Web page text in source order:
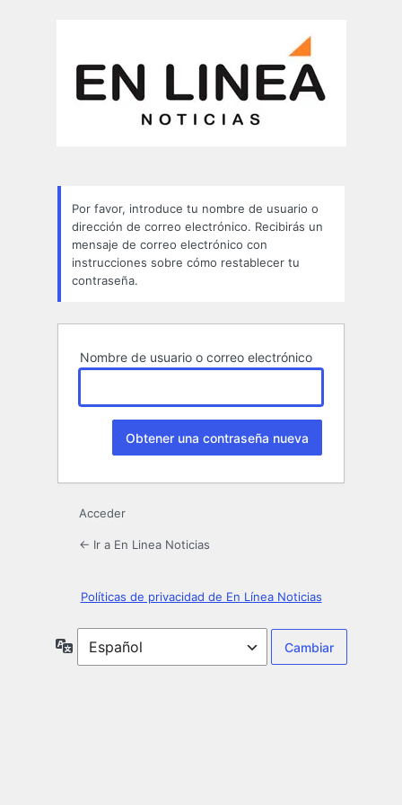
Por favor, introduce tu nombre de usuario o
dirección de correo electrónico. Recibirás un
mensaje de correo electrónico con
instrucciones sobre cómo restablecer tu
contraseña.
Nombre de usuario o correo electrónico
Acceder
← Ir a En Linea Noticias
Políticas de privacidad de En Línea Noticias
Idioma